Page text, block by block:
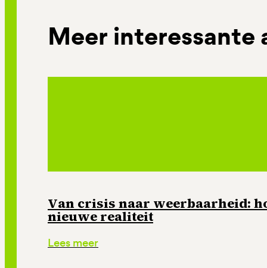
Meer interessante
Van crisis naar weerbaarheid:
nieuwe realiteit
Lees meer